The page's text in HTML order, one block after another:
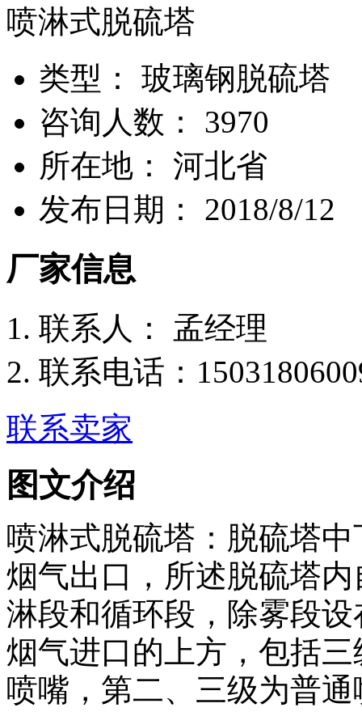
喷淋式脱硫塔
类型： 玻璃钢脱硫塔
咨询人数： 3970
所在地： 河北省
发布日期： 2018/8/12
厂家信息
联系 人：
孟经理
联系电话：
联系卖家
图文介绍
喷淋式脱硫塔：脱硫塔
烟气出口，所述脱硫塔
淋段和循环段，除雾段
烟气进口的上方，包括
喷嘴，第二、三级为普